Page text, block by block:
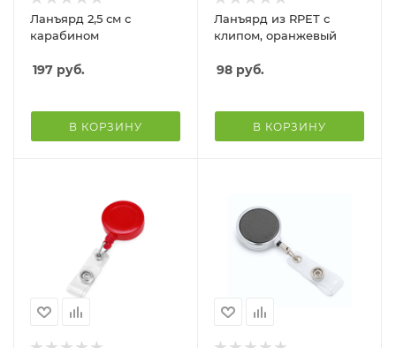
Ланъярд 2,5 см с
карабином
197 руб.
В КОРЗИНУ
Ланъярд из RPET с
клипом, оранжевый
98 руб.
В КОРЗИНУ